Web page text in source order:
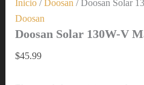
Inicio/Doosan / Doosan Solar
Doosan
Doosan Solar 130W-V
$45.99